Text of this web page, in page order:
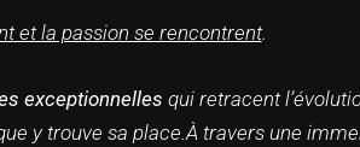
et la passion se rencontrent.
exceptionnelles qui retracent
y trouve sa place.À travers une